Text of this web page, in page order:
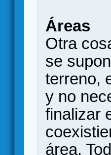
Áreas
Otra
se
terreno,
y no
finalizar
área.